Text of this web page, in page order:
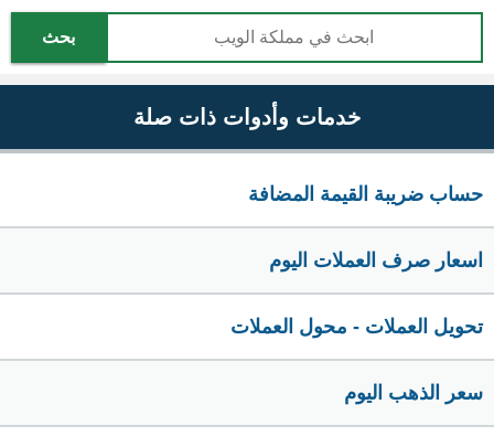
بحث
خدمات وأدوات ذات صلة
حساب ضريبة القيمة المضافة
اسعار صرف العملات اليوم
تحويل العملات - محول العملات
سعر الذهب اليوم